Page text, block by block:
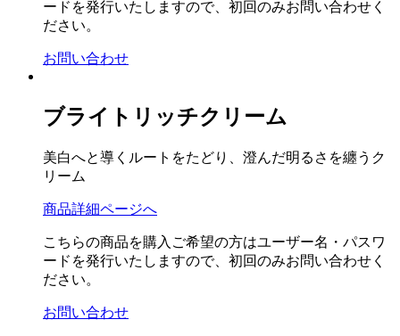
ードを発行いたしますので、初回のみお問い合わせく
ださい。
お問い合わせ
ブライトリッチクリーム
美白へと導くルートをたどり、澄んだ明るさを纏うク
リーム
商品詳細ページへ
こちらの商品を購入ご希望の方はユーザー名・パスワ
ードを発行いたしますので、初回のみお問い合わせく
ださい。
お問い合わせ